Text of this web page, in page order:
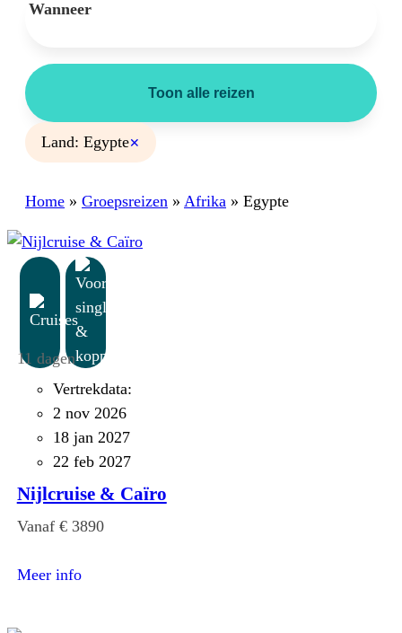
Wanneer
Toon alle reizen
Land: Egypte✕
Home » Groepsreizen » Afrika » Egypte
11 dagen
Vertrekdata:
2 nov 2026
18 jan 2027
22 feb 2027
Nijlcruise & Caïro
Vanaf € 3890
Nijlcruise
Meer info